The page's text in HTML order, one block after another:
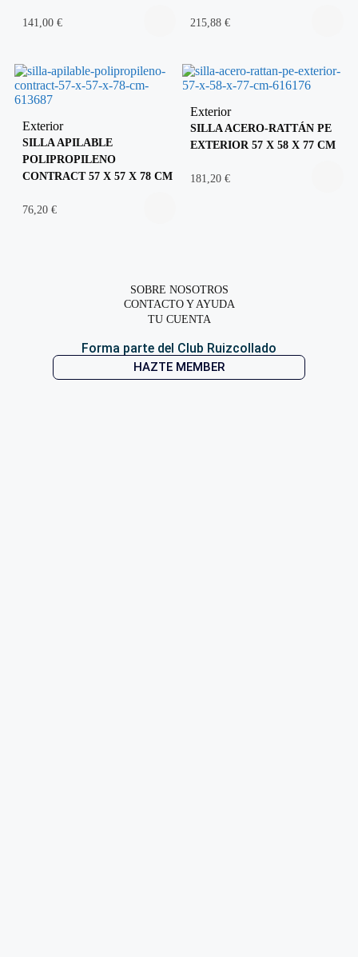
141,00 € 215,88 €
Exterior
SILLA APILABLE
POLIPROPILENO
CONTRACT 57 X 57 X 78 CM
76,20 €
Exterior
SILLA ACERO-RATTÁN PE
EXTERIOR 57 X 58 X 77 CM
181,20 €
SOBRE NOSOTROS
CONTACTO Y AYUDA
TU CUENTA
Forma parte del Club Ruizcollado
HAZTE MEMBER